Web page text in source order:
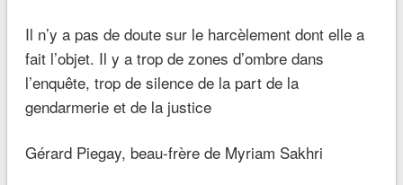
Il n’y a pas de doute sur le harcèlement dont elle a
fait l’objet. Il y a trop de zones d’ombre dans
l’enquête, trop de silence de la part de la
gendarmerie et de la justice
Gérard Piegay, beau-frère de Myriam Sakhri